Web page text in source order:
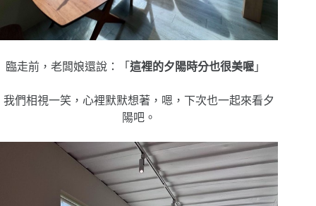
臨走前，老闆娘還說：「這裡的夕陽時分也很美喔 」
我們相視一笑，心裡默默想著，嗯，下次也一起來看夕
陽吧。